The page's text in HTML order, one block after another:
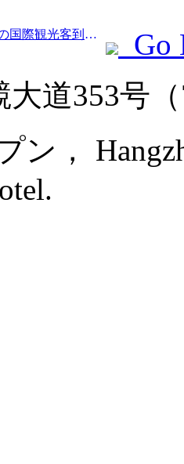
Prev:今年上半期の世界の国際観光客到着数は前年比5％増加した。
Go
大道353号
ン，